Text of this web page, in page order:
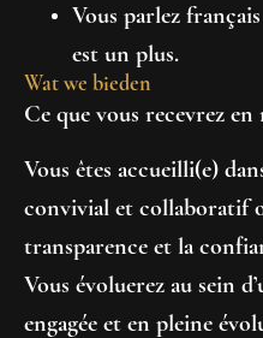
Vous parlez
est un plus.
Wat we bieden
Ce que vous recevrez
Vous êtes accueilli(e)
convivial et collaboratif
transparence et la
Vous évoluerez au sein
engagée et en pleine